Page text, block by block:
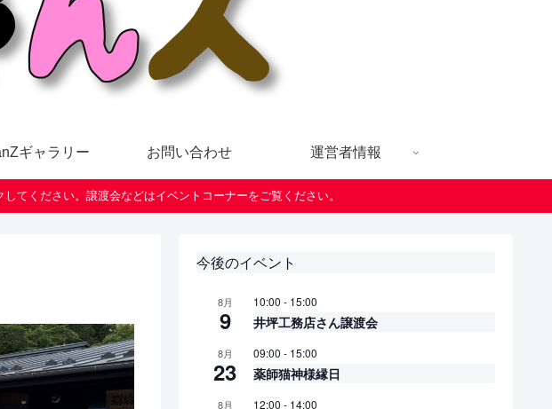
ギャラリー お問い合わせ 運営者情報
てください。譲渡会などはイベントコーナーをご覧ください。
今後のイベント
8月
9
10:00 - 15:00
井坪工務店さん譲渡会
8月
23
09:00 - 15:00
薬師猫神様縁日
8月 12:00 - 14:00